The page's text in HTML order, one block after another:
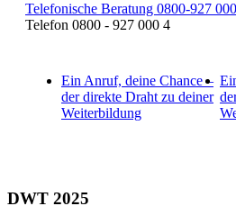
Telefonische Beratung 0800-927
Telefon 0800 - 927 000 4
Ein Anruf, deine Chance –
der direkte Draht zu deiner
Weiterbildung
DWT 2025